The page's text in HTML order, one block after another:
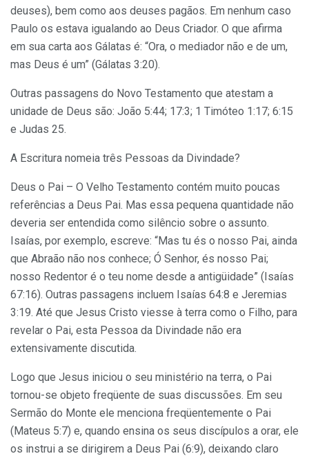
deuses), bem como aos deuses pagãos. Em nenhum caso
Paulo os estava igualando ao Deus Criador. O que afirma
em sua carta aos Gálatas é: “Ora, o mediador não e de um,
mas Deus é um” (Gálatas 3:20).
Outras passagens do Novo Testamento que atestam a
unidade de Deus são: João 5:44; 17:3; 1 Timóteo 1:17; 6:15
e Judas 25.
A Escritura nomeia três Pessoas da Divindade?
Deus o Pai – O Velho Testamento contém muito poucas
referências a Deus Pai. Mas essa pequena quantidade não
deveria ser entendida como silêncio sobre o assunto.
Isaías, por exemplo, escreve: “Mas tu és o nosso Pai, ainda
que Abraão não nos conhece; Ó Senhor, és nosso Pai;
nosso Redentor é o teu nome desde a antigüidade” (Isaías
67:16). Outras passagens incluem Isaías 64:8 e Jeremias
3:19. Até que Jesus Cristo viesse à terra como o Filho, para
revelar o Pai, esta Pessoa da Divindade não era
extensivamente discutida.
Logo que Jesus iniciou o seu ministério na terra, o Pai
tornou-se objeto freqüente de suas discussões. Em seu
Sermão do Monte ele menciona freqüentemente o Pai
(Mateus 5:7) e, quando ensina os seus discípulos a orar, ele
os instrui a se dirigirem a Deus Pai (6:9), deixando claro